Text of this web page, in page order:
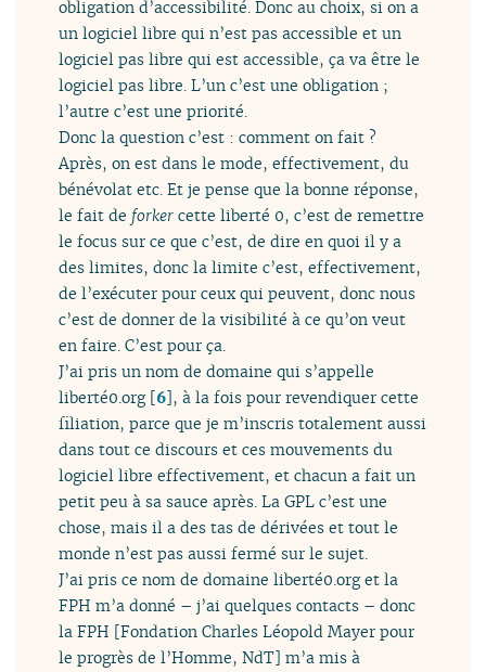
obligation d’accessibilité. Donc au choix, si on a
un logiciel libre qui n’est pas accessible et un
logiciel pas libre qui est accessible, ça va être le
logiciel pas libre. L’un c’est une obligation ;
l’autre c’est une priorité.
Donc la question c’est : comment on fait ?
Après, on est dans le mode, effectivement, du
bénévolat etc. Et je pense que la bonne réponse,
le fait de forker cette liberté 0, c’est de remettre
le focus sur ce que c’est, de dire en quoi il y a
des limites, donc la limite c’est, effectivement,
de l’exécuter pour ceux qui peuvent, donc nous
c’est de donner de la visibilité à ce qu’on veut
en faire. C’est pour ça.
J’ai pris un nom de domaine qui s’appelle
liberté0.org[6], à la fois pour revendiquer cette
filiation, parce que je m’inscris totalement aussi
dans tout ce discours et ces mouvements du
logiciel libre effectivement, et chacun a fait un
petit peu à sa sauce après. La GPL c’est une
chose, mais il a des tas de dérivées et tout le
monde n’est pas aussi fermé sur le sujet.
J’ai pris ce nom de domaine liberté0.org et la
FPH m’a donné – j’ai quelques contacts – donc
la FPH [Fondation Charles Léopold Mayer pour
le progrès de l’Homme, NdT] m’a mis à